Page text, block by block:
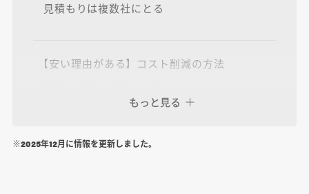
見積もりは複数社にとる
【安い理由がある】コスト削減の方法
工数削減できる開発手法を抑える
補助金を活用する
もっと見る
※2025年12月に情報を更新しました。